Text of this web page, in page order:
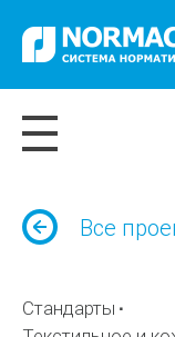
Все
Стандарты